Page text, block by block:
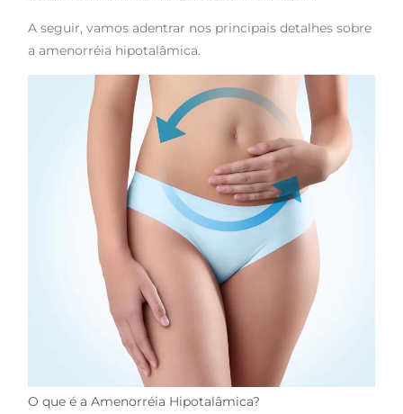
A seguir, vamos adentrar nos principais detalhes sobre
a amenorréia hipotalâmica.
O que é a Amenorréia Hipotalâmica?